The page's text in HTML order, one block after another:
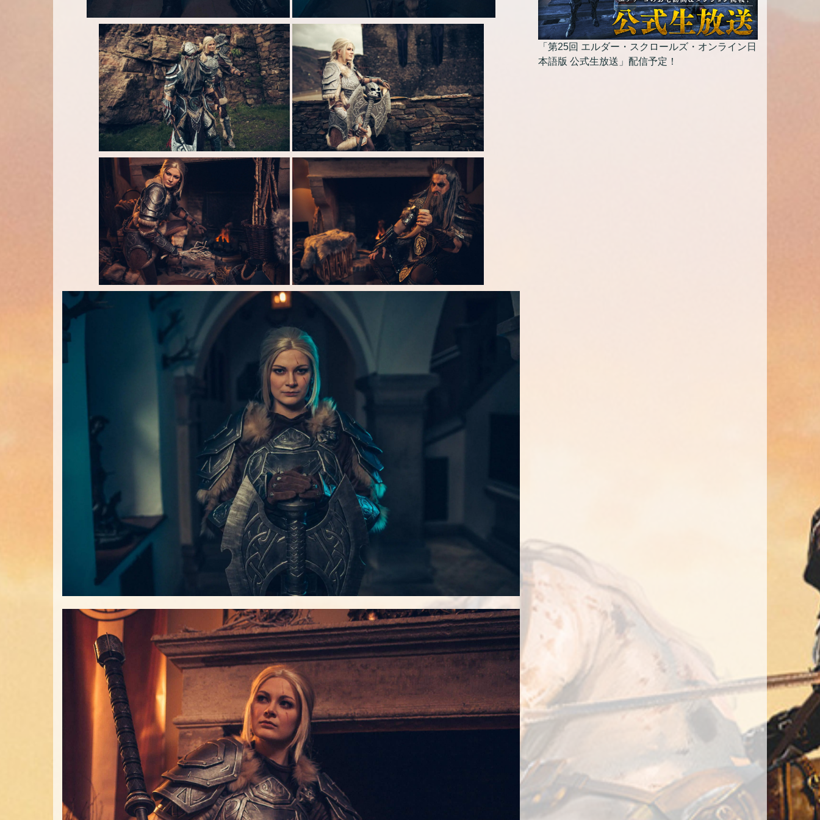
「第25回 エルダー・スクロールズ・オンライン日
本語版 公式生放送」配信予定！